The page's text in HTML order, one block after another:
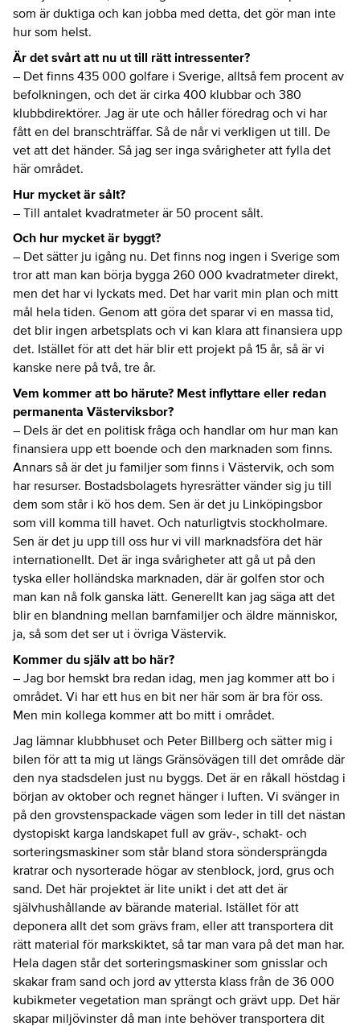
som är duktiga och kan jobba med detta, det gör man inte
hur som helst.
Är det svårt att nu ut till rätt intressenter?
– Det finns 435 000 golfare i Sverige, alltså fem procent av
befolkningen, och det är cirka 400 klubbar och 380
klubbdirektörer. Jag är ute och håller föredrag och vi har
fått en del branschträffar. Så de når vi verkligen ut till. De
vet att det händer. Så jag ser inga svårigheter att fylla det
här området.
Hur mycket är sålt?
– Till antalet kvadratmeter är 50 procent sålt.
Och hur mycket är byggt?
– Det sätter ju igång nu. Det finns nog ingen i Sverige som
tror att man kan börja bygga 260 000 kvadratmeter direkt,
men det har vi lyckats med. Det har varit min plan och mitt
mål hela tiden. Genom att göra det sparar vi en massa tid,
det blir ingen arbetsplats och vi kan klara att finansiera upp
det. Istället för att det här blir ett projekt på 15 år, så är vi
kanske nere på två, tre år.
Vem kommer att bo härute? Mest inflyttare eller redan
permanenta Västerviksbor?
– Dels är det en politisk fråga och handlar om hur man kan
finansiera upp ett boende och den marknaden som finns.
Annars så är det ju familjer som finns i Västervik, och som
har resurser. Bostadsbolagets hyresrätter vänder sig ju till
dem som står i kö hos dem. Sen är det ju Linköpingsbor
som vill komma till havet. Och naturligtvis stockholmare.
Sen är det ju upp till oss hur vi vill marknadsföra det här
internationellt. Det är inga svårigheter att gå ut på den
tyska eller holländska marknaden, där är golfen stor och
man kan nå folk ganska lätt. Generellt kan jag säga att det
blir en blandning mellan barnfamiljer och äldre människor,
ja, så som det ser ut i övriga Västervik.
Kommer du själv att bo här?
– Jag bor hemskt bra redan idag, men jag kommer att bo i
området. Vi har ett hus en bit ner här som är bra för oss.
Men min kollega kommer att bo mitt i området.
Jag lämnar klubbhuset och Peter Billberg och sätter mig i
bilen för att ta mig ut längs Gränsövägen till det område där
den nya stadsdelen just nu byggs. Det är en råkall höstdag i
början av oktober och regnet hänger i luften. Vi svänger in
på den grovstenspackade vägen som leder in till det nästan
dystopiskt karga landskapet full av gräv-, schakt- och
sorteringsmaskiner som står bland stora söndersprängda
kratrar och nysorterade högar av stenblock, jord, grus och
sand. Det här projektet är lite unikt i det att det är
självhushållande av bärande material. Istället för att
deponera allt det som grävs fram, eller att transportera dit
rätt material för markskiktet, så tar man vara på det man har.
Hela dagen står det sorteringsmaskiner som gnisslar och
skakar fram sand och jord av yttersta klass från de 36 000
kubikmeter vegetation man sprängt och grävt upp. Det här
skapar miljövinster då man inte behöver transportera dit